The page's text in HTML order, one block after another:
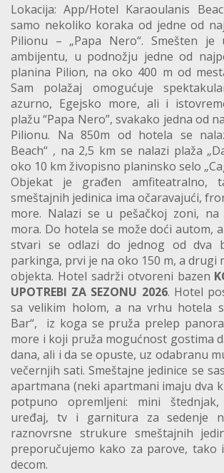
Lokacija: App/Hotel Karaoulanis
samo nekoliko koraka od jedne od
Pilionu – „Papa Nero“. Smešten je
ambijentu, u podnožju jedne od
planina Pilion, na oko 400 m od
Sam polažaj omogućuje
azurno, Egejsko more, ali i
plažu “Papa Nero”, svakako jedna od
Pilionu. Na 850m od hotela se
Beach“ , na 2,5 km se nalazi plaža
oko 10 km živopisno planinsko selo
Objekat je građen amfiteatralno,
smeštajnih jedinica ima očaravajući,
more. Nalazi se u pešačkoj zoni, na
mora. Do hotela se može doći autom,
stvari se odlazi do jednog od dva
parkinga, prvi je na oko 150 m, a drugi
objekta. Hotel sadrži otvoreni bazen
UPOTREBI ZA SEZONU 2026. Hotel
sa velikim holom, a na vrhu hotela
Bar“, iz koga se pruža prelep
more i koji pruža mogućnost gostima
dana, ali i da se opuste, uz odabranu
večernjih sati. Smeštajne jedinice se
apartmana (neki apartmani imaju dva
potpuno opremljeni: mini
uređaj, tv i garnitura za sedenje
raznovrsne strukure smeštajnih
preporučujemo kako za parove, tako
decom.